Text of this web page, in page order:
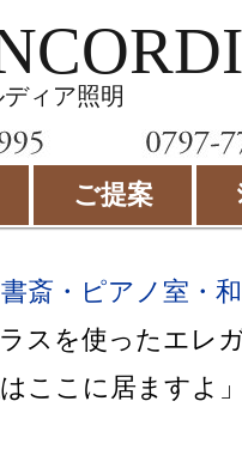
ィア照明
ご提案
斎・ピアノ室・
スを使ったエレ
ここに居ますよ